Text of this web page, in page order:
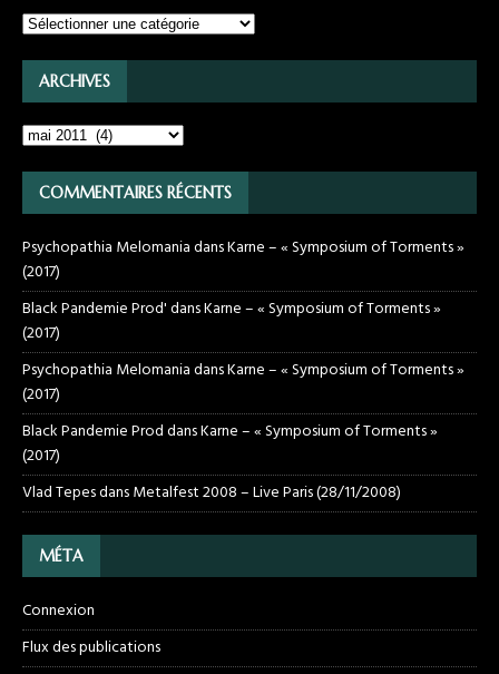
ARCHIVES
COMMENTAIRES RÉCENTS
Psychopathia MelomaniadansKarne – « Symposium of Torments »
(2017)
Black Pandemie Prod'dansKarne – « Symposium of Torments »
(2017)
Psychopathia MelomaniadansKarne – « Symposium of Torments »
(2017)
Black Pandemie ProddansKarne – « Symposium of Torments »
(2017)
Vlad TepesdansMetalfest 2008 – Live Paris (28/11/2008)
MÉTA
Connexion
Flux des publications